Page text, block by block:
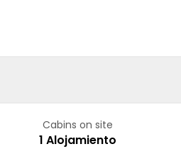
Cabins on site
1 Alojamiento